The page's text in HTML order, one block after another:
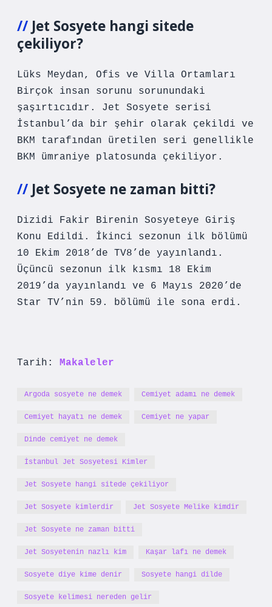
Jet Sosyete hangi sitede
çekiliyor?
Lüks Meydan, Ofis ve Villa Ortamları
Birçok insan sorunu sorunundaki
şaşırtıcıdır. Jet Sosyete serisi
İstanbul’da bir şehir olarak çekildi ve
BKM tarafından üretilen seri genellikle
BKM ümraniye platosunda çekiliyor.
Jet Sosyete ne zaman bitti?
Dizidi Fakir Birenin Sosyeteye Giriş
Konu Edildi. İkinci sezonun ilk bölümü
10 Ekim 2018’de TV8’de yayınlandı.
Üçüncü sezonun ilk kısmı 18 Ekim
2019’da yayınlandı ve 6 Mayıs 2020’de
Star TV’nin 59. bölümü ile sona erdi.
Tarih: Makaleler
Argoda sosyete ne demek Cemiyet adamı ne demek
Cemiyet hayatı ne demek Cemiyet ne yapar
Dinde cemiyet ne demek
İstanbul Jet Sosyetesi Kimler
Jet Sosyete hangi sitede çekiliyor
Jet Sosyete kimlerdir Jet Sosyete Melike kimdir
Jet Sosyete ne zaman bitti
Jet Sosyetenin nazlı kim Kaşar lafı ne demek
Sosyete diye kime denir Sosyete hangi dilde
Sosyete kelimesi nereden gelir